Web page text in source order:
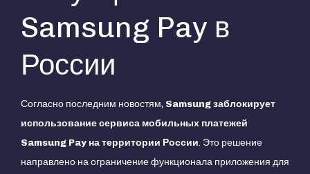
Samsung Pay в
России
Согласно последним новостям, Samsung заблокирует
использование сервиса мобильных платежей
Samsung Pay на территории России. Это решение
направлено на ограничение функционала приложения для